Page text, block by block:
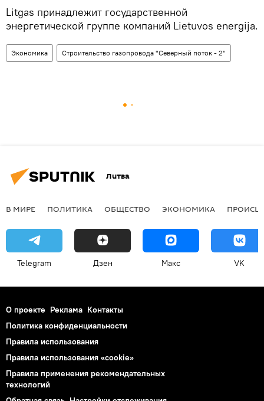
Litgas принадлежит государственной
энергетической группе компаний Lietuvos energija.
Экономика Строительство газопровода "Северный поток - 2"
Литва
В МИРЕ ПОЛИТИКА ОБЩЕСТВО ЭКОНОМИКА
Telegram Дзен Макс VK
О проекте Реклама Контакты
Политика конфиденциальности
Правила использования
Правила использования «cookie»
Правила применения рекомендательных
технологий